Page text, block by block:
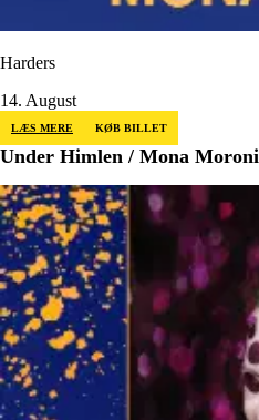
Harders
14. August
LÆS MERE KØB BILLET
Under Himlen / Mona Moroni